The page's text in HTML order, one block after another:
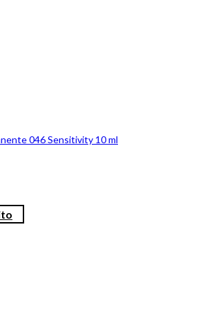
046 Sensitivity 10 ml